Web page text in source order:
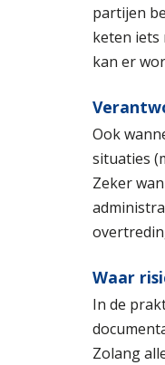
partijen
keten
kan er
Ook
situaties
Zeker
Waar
In de
Zolang